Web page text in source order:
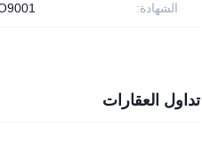
الشهادة:
تداول العقارات